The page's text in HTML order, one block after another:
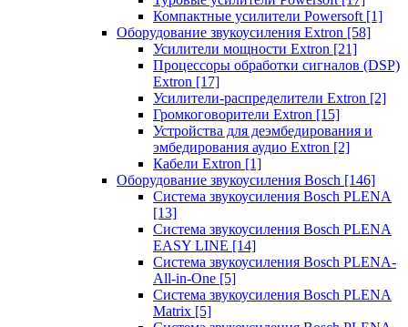
Компактные усилители Powersoft [1]
Оборудование звукоусиления Extron [58]
Усилители мощности Extron [21]
Процессоры обработки сигналов (DSP)
Extron [17]
Усилители-распределители Extron [2]
Громкоговорители Extron [15]
Устройства для деэмбедирования и
эмбедирования аудио Extron [2]
Кабели Extron [1]
Оборудование звукоусиления Bosch [146]
Система звукоусиления Bosch PLENA
[13]
Система звукоусиления Bosch PLENA
EASY LINE [14]
Система звукоусиления Bosch PLENA-
All-in-One [5]
Система звукоусиления Bosch PLENA
Matrix [5]